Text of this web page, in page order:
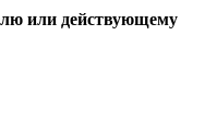
или действующему